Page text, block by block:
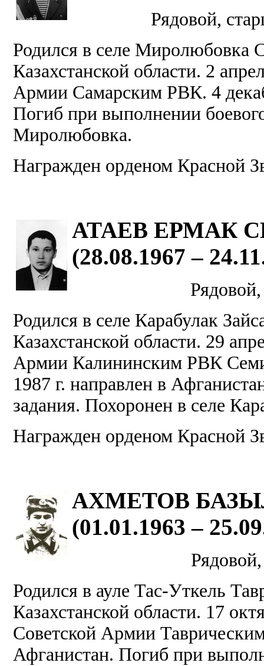
Рядовой,
Родился в селе Миролюбовка
Казахстанской области. 2
Армии Самарским РВК. 4
Погиб при выполнении
Миролюбовка.
Награжден орденом Красной
АТАЕВ ЕРМАК
(28.08.1967 –
Родился в селе Карабулак
Казахстанской области. 29
Армии Калининским РВК
1987 г. направлен в
задания. Похоронен в селе
Награжден орденом Красной
АХМЕТОВ
(01.01.1963 –
Родился в ауле Тас-Уткель
Казахстанской области. 17
Советской Армии
Афганистан. Погиб при